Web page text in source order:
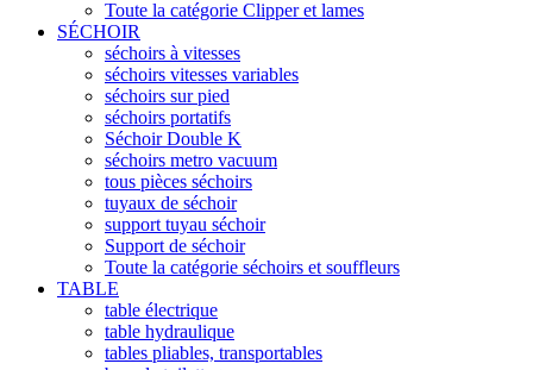
Toute la catégorie Clipper et lames
SÉCHOIR
séchoirs à vitesses
séchoirs vitesses variables
séchoirs sur pied
séchoirs portatifs
Séchoir Double K
séchoirs metro vacuum
tous pièces séchoirs
tuyaux de séchoir
support tuyau séchoir
Support de séchoir
Toute la catégorie séchoirs et souffleurs
TABLE
table électrique
table hydraulique
tables pliables, transportables